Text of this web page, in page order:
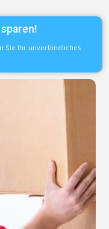
Sie Ihr unverbindliches